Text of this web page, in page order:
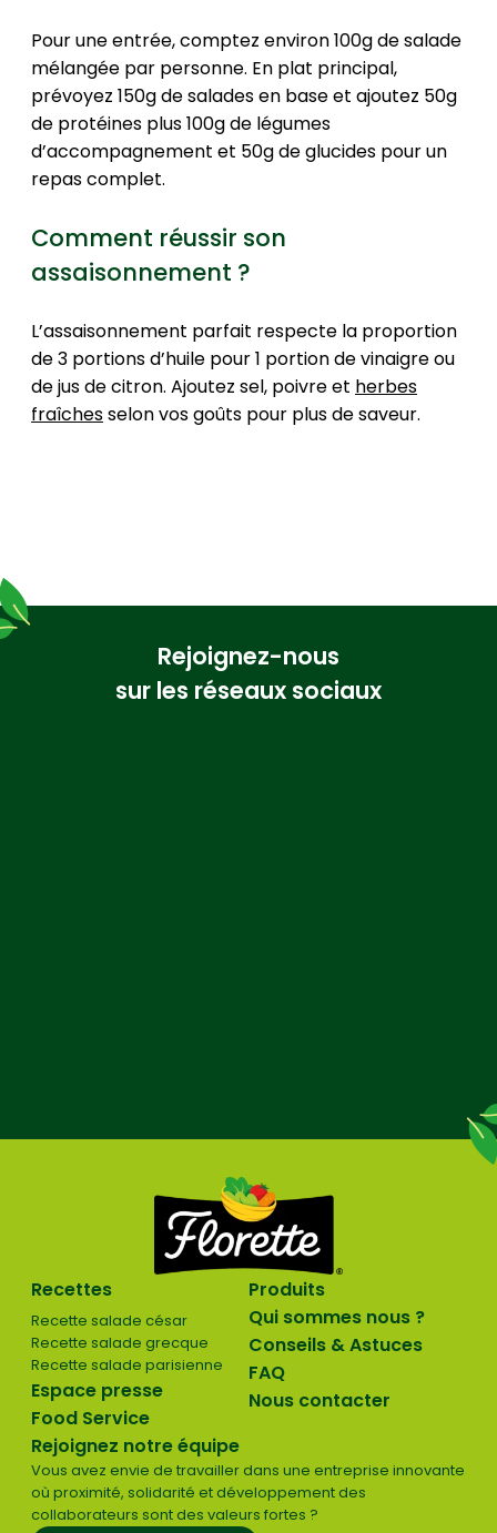
Pour une entrée, comptez environ 100g de salade
mélangée par personne. En plat principal,
prévoyez 150g de salades en base et ajoutez 50g
de protéines plus 100g de légumes
d’accompagnement et 50g de glucides pour un
repas complet.
Comment réussir son
assaisonnement ?
L’assaisonnement parfait respecte la proportion
de 3 portions d’huile pour 1 portion de vinaigre ou
de jus de citron. Ajoutez sel, poivre et herbes
fraîchesselon vos goûts pour plus de saveur.
Rejoignez-nous
sur les réseaux sociaux
Recettes
Recette salade césar
Recette salade grecque
Recette salade parisienne
Espace presse
Food Service
Produits
Qui sommes nous ?
Conseils & Astuces
FAQ
Nous contacter
Rejoignez notre équipe
Vous avez envie de travailler dans une entreprise innovante
où proximité, solidarité et développement des
collaborateurs sont des valeurs fortes ?